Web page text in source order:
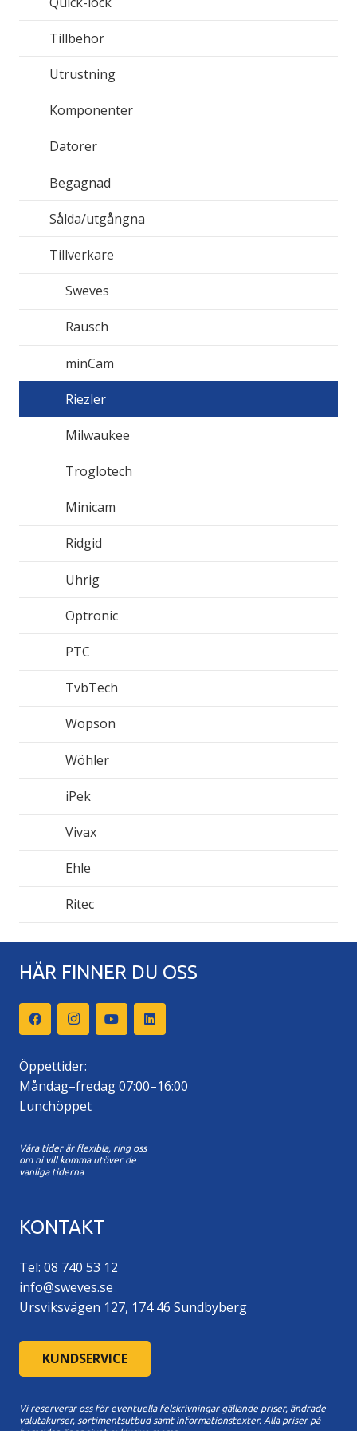
Tillbehör
Utrustning
Komponenter
Datorer
Begagnad
Sålda/utgångna
Tillverkare
Sweves
Rausch
minCam
Riezler
Milwaukee
Troglotech
Minicam
Ridgid
Uhrig
Optronic
PTC
TvbTech
Wopson
Wöhler
iPek
Vivax
Ehle
Ritec
HÄR FINNER DU OSS
Öppettider:
Måndag–fredag 07:00–16:00
Lunchöppet
Våra tider är flexibla, ring oss
om ni vill komma utöver de
vanliga tiderna
KONTAKT
Tel: 08 740 53 12
info@sweves.se
Ursviksvägen 127, 174 46 Sundbyberg
KUNDSERVICE
Vi reserverar oss för eventuella felskrivningar gällande priser, ändrade
valutakurser, sortimentsutbud samt informationstexter. Alla priser på